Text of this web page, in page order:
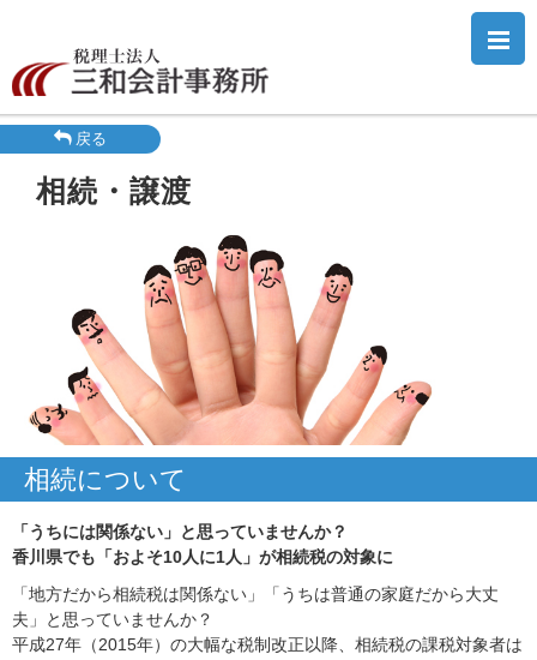
戻る
相続・譲渡
相続について
「うちには関係ない」と思っていませんか？
香川県でも「およそ10人に1人」が相続税の対象に
「地方だから相続税は関係ない」「うちは普通の家庭だから大丈
夫」と思っていませんか？
平成27年（2015年）の大幅な税制改正以降、相続税の課税対象者は